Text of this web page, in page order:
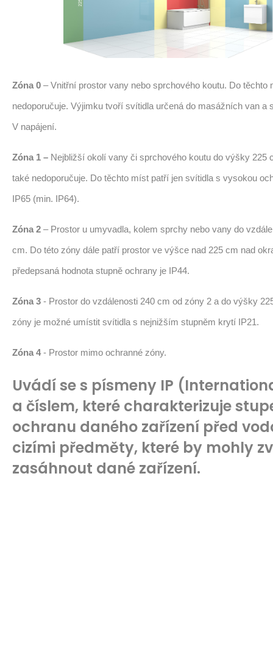
Zóna 0 – Vnitřní prostor vany nebo sprchového koutu. Do těchto
nedoporučuje. Výjimku tvoří svítidla určená do masážních van a
V napájení.
Zóna 1 – Nejbližší okolí vany či sprchového koutu do výšky 225
také nedoporučuje. Do těchto míst patří jen svítidla s vysokou
IP65 (min. IP64).
Zóna 2 – Prostor u umyvadla, kolem sprchy nebo vany do
cm. Do této zóny dále patří prostor ve výšce nad 225 cm nad
předepsaná hodnota stupně ochrany je IP44.
Zóna 3 - Prostor do vzdálenosti 240 cm od zóny 2 a do výšky
zóny je možné umístit svítidla s nejnižším stupněm krytí IP21.
Zóna 4- Prostor mimo ochranné zóny.
Uvádí se s písmeny IP
a číslem, které charakterizuje
ochranu daného zařízení před
cizími předměty, které by mohly
zasáhnout dané zařízení.